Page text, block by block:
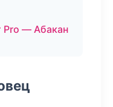
Pro — Абакан